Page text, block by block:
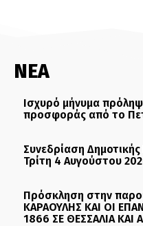
ΝΕΑ
Ισχυρό μήνυμα
προσφοράς από το
Συνεδρίαση
Τρίτη 4 Αυγούστου
Πρόσκληση στην
ΚΑΡΑΟΥΛΗΣ ΚΑΙ ΟΙ
1866 ΣΕ ΘΕΣΣΑΛΙΑ ΚΑΙ